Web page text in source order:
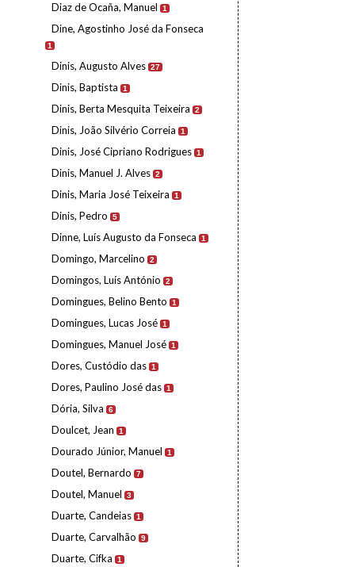
Diaz de Ocaña, Manuel 1
Dine, Agostinho José da Fonseca
1
Dinis, Augusto Alves 27
Dinis, Baptista 1
Dinis, Berta Mesquita Teixeira 2
Dinis, João Silvério Correia 1
Dinis, José Cipriano Rodrigues 1
Dinis, Manuel J. Alves 2
Dinis, Maria José Teixeira 1
Dinis, Pedro 5
Dinne, Luís Augusto da Fonseca 1
Domingo, Marcelino 2
Domingos, Luís António 2
Domingues, Belino Bento 1
Domingues, Lucas José 1
Domingues, Manuel José 1
Dores, Custódio das 1
Dores, Paulino José das 1
Dória, Silva 6
Doulcet, Jean 1
Dourado Júnior, Manuel 1
Doutel, Bernardo 7
Doutel, Manuel 3
Duarte, Candeias 1
Duarte, Carvalhão 9
Duarte, Cifka 1